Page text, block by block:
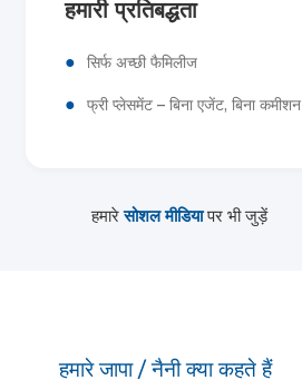
हमारी प्रतिबद्धता
● सिर्फ अच्छी फैमिलीज
● फ्री प्लेसमेंट – बिना एजेंट, बिना कमीशन
हमारेसोशल मीडियापर भी जुड़ें
हमारे जापा / नैनी क्या कहते हैं